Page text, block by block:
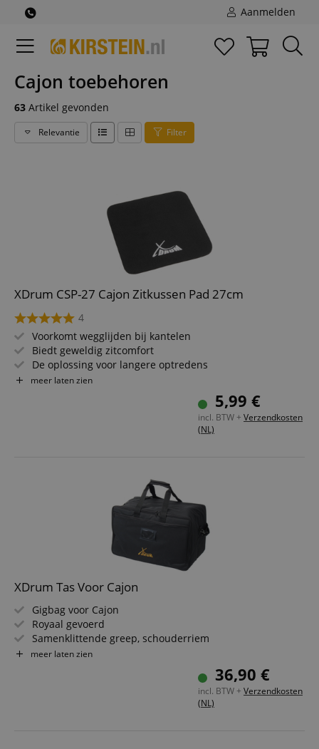
Aanmelden
Cajon toebehoren
63 Artikel gevonden
Relevantie Filter
XDrum CSP-27 Cajon Zitkussen Pad 27cm
4
Voorkomt wegglijden bij kantelen
Biedt geweldig zitcomfort
De oplossing voor langere optredens
Afmeting: 27 x 27 cm
meer laten zien
5,99 €
incl. BTW + Verzendkosten
(NL)
XDrum Tas Voor Cajon
Gigbag voor Cajon
Royaal gevoerd
Samenklittende greep, schouderriem
Slijtvast nylonweefsel, waterafstotend
meer laten zien
36,90 €
incl. BTW + Verzendkosten
(NL)